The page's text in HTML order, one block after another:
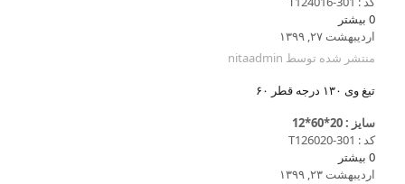
0 بیشتر
اردیبهشت ۲۷, ۱۳۹۹
منتشر شده توسط nitaadmin
تیغ وی ۱۳۰ درجه قطر ۶۰
سایز : 20*60*12
کد : T126020-301
0 بیشتر
اردیبهشت ۲۳, ۱۳۹۹